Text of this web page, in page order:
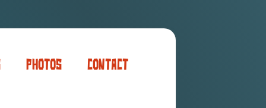
Photos Contact